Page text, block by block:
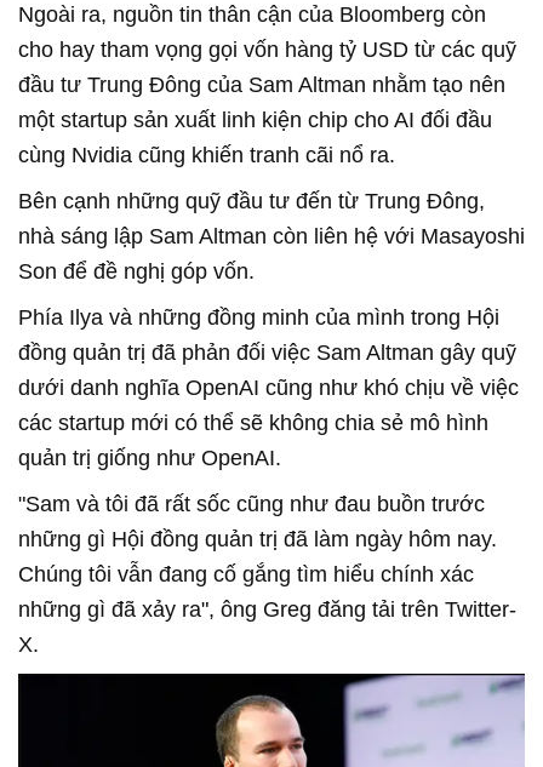
Ngoài ra, nguồn tin thân cận của Bloomberg còn
cho hay tham vọng gọi vốn hàng tỷ USD từ các quỹ
đầu tư Trung Đông của Sam Altman nhằm tạo nên
một startup sản xuất linh kiện chip cho AI đối đầu
cùng Nvidia cũng khiến tranh cãi nổ ra.
Bên cạnh những quỹ đầu tư đến từ Trung Đông,
nhà sáng lập Sam Altman còn liên hệ với Masayoshi
Son để đề nghị góp vốn.
Phía Ilya và những đồng minh của mình trong Hội
đồng quản trị đã phản đối việc Sam Altman gây quỹ
dưới danh nghĩa OpenAI cũng như khó chịu về việc
các startup mới có thể sẽ không chia sẻ mô hình
quản trị giống như OpenAI.
"Sam và tôi đã rất sốc cũng như đau buồn trước
những gì Hội đồng quản trị đã làm ngày hôm nay.
Chúng tôi vẫn đang cố gắng tìm hiểu chính xác
những gì đã xảy ra", ông Greg đăng tải trên Twitter-
X.